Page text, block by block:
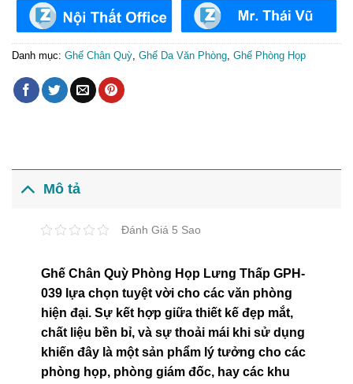
Danh mục: Ghế Chân Quỳ Ghế Da Văn Phòng Ghế Phòng Họp
Mô tả
Đánh Giá 5 Sao
Ghế Chân Quỳ Phòng Họp Lưng Thấp GPH-
039 lựa chọn tuyệt vời cho các văn phòng
hiện đại. Sự kết hợp giữa thiết kế đẹp mắt,
chất liệu bền bỉ, và sự thoải mái khi sử dụng
khiến đây là một sản phẩm lý tưởng cho các
phòng họp, phòng giám đốc, hay các khu